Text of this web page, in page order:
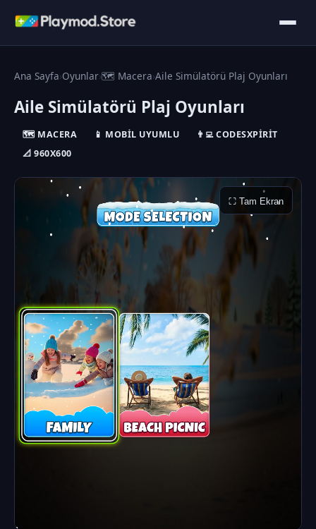
Ana Sayfa›Oyunlar›🗺️ Macera›Aile Simülatörü Plaj Oyunları
Aile Simülatörü Plaj Oyunları
🗺️ MACERA 📱 MOBIL UYUMLU
👨‍💻 CODESXPIRIT
📐 960X600
⛶ Tam Ekran